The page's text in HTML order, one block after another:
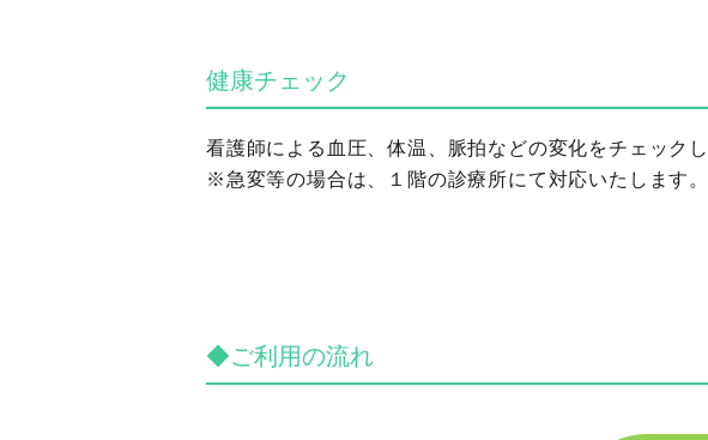
健康チェック
看護師による血圧、体温、脈拍などの変化をチェックし
※急変等の場合は、１階の診療所にて対応いたします。
◆ご利用の流れ